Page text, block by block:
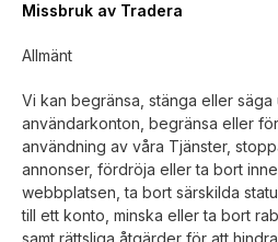
Missbruk av Tradera
Allmänt
Vi kan begränsa, stänga eller
användarkonton, begränsa eller
användning av våra Tjänster,
annonser, fördröja eller ta bort
webbplatsen, ta bort särskilda
till ett konto, minska eller ta bort
samt rättsliga åtgärder för att